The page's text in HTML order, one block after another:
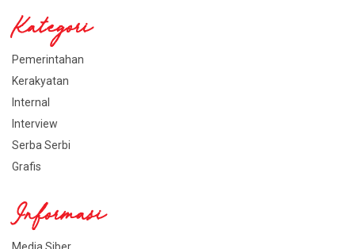
Kategori
Pemerintahan
Kerakyatan
Internal
Interview
Serba Serbi
Grafis
Informasi